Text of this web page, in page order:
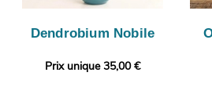
Dendrobium Nobile
Prix unique 35,00 €